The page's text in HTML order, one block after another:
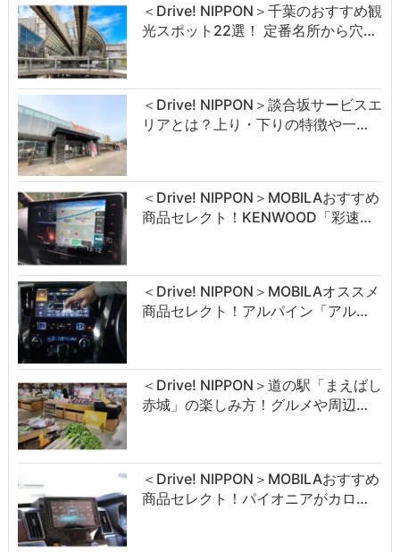
＜Drive! NIPPON＞千葉のおすすめ観
光スポット22選！ 定番名所から穴…
＜Drive! NIPPON＞談合坂サービスエ
リアとは？上り・下りの特徴や一…
＜Drive! NIPPON＞MOBILAおすすめ
商品セレクト！KENWOOD「彩速…
＜Drive! NIPPON＞MOBILAオススメ
商品セレクト！アルパイン「アル…
＜Drive! NIPPON＞道の駅「まえばし
赤城」の楽しみ方！グルメや周辺…
＜Drive! NIPPON＞MOBILAおすすめ
商品セレクト！パイオニアがカロ…